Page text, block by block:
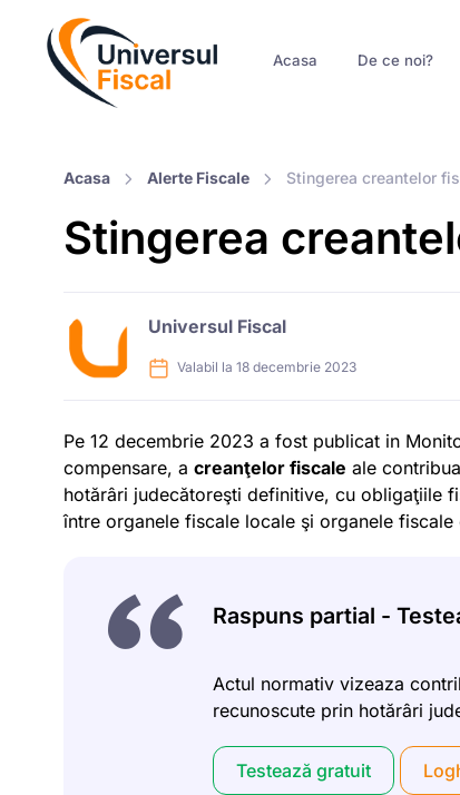
Acasa De ce noi?
Acasa Alerte Fiscale Stingerea creantelor
Stingerea
Universul Fiscal
Valabil la 18 decembrie 2023
Pe 12 decembrie 2023 a fost publicat in
compensare, a creanţelor fiscale ale
hotărâri judecătoreşti definitive, cu obligaţiile
între organele fiscale locale şi organele fiscale
Raspuns partial -
Actul normativ vizeaza
recunoscute prin hotărâri
Testează gratuit